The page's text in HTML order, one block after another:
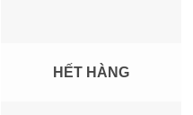
HẾT HÀNG